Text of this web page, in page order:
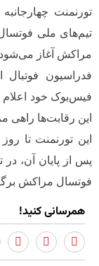
تیم‌های ملی
مراکش آغاز
فدراسیون
فیس‌بوک خود
این رقابت‌ها
این تورنمنت تا
فوتسال مراکش
همرسانی کنید!